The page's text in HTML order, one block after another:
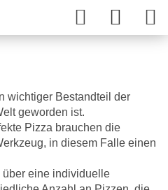
wichtiger Bestandteil der
geworden ist.
Pizza brauchen die
in diesem Falle einen
eine individuelle